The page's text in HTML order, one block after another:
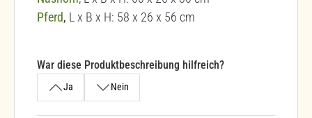
Pferd, L x B x H: 58 x 26 x 56 cm
War diese Produktbeschreibung hilfreich?
Ja Nein